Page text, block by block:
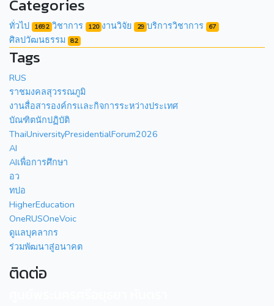
Categories
ทั่วไป 1692 วิชาการ 120 งานวิจัย 29 บริการวิชาการ 67
ศิลปวัฒนธรรม 82
Tags
RUS
ราชมงคลสุวรรณภูมิ
งานสื่อสารองค์กรเเละกิจการระหว่างประเทศ
บัณฑิตนักปฏิบัติ
ThaiUniversityPresidentialForum2026
AI
AIเพื่อการศึกษา
อว
ทปอ
HigherEducation
OneRUSOneVoic
ดูแลบุคลากร
ร่วมพัฒนาสู่อนาคต
ติดต่อ